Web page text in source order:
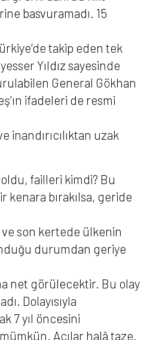
basvuramadı. 15
takip eden tek
Yıldız sayesinde
General Gökhan
ifadeleri de resmi
inandırıcılıktan uzak
oldu, failleri kimdi? Bu
kenara bırakılsa, geride
son kertede ülkenin
durumdan geriye
net görülecektir. Bu olay
Dolayısıyla
7 yıl öncesini
Acılar halâ taze,